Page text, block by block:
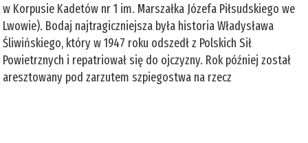
w Korpusie Kadetów nr 1 im. Marszałka Józefa Piłsudskiego we
Lwowie). Bodaj najtragiczniejsza była historia Władysława
Śliwińskiego, który w 1947 roku odszedł z Polskich Sił
Powietrznych i repatriował się do ojczyzny. Rok później został
aresztowany pod zarzutem szpiegostwa na rzecz